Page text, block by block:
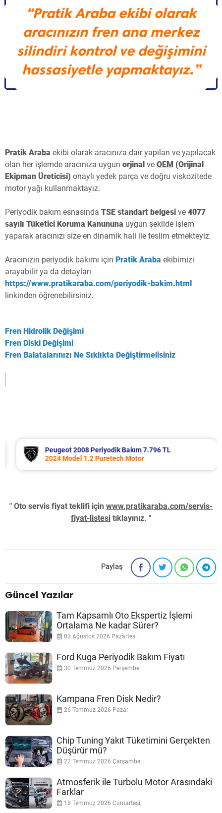
“Pratik Araba ekibi olarak
aracınızın fren ana merkez
silindiri kontrol ve değişimini
hassasiyetle yapmaktayız.”
Pratik Araba ekibi olarak aracınıza dair yapılan ve yapılacak
olan her işlemde aracınıza uygun orjinal ve OEM (Orijinal
Ekipman Üreticisi) onaylı yedek parça ve doğru viskozitede
motor yağı kullanmaktayız.
Periyodik bakım esnasında TSE standart belgesi ve 4077
sayılı Tüketici Koruma Kanununa uygun şekilde işlem
yaparak aracınızı size en dinamik hali ile teslim etmekteyiz.
Aracınızın periyodik bakımı için Pratik Araba ekibimizi
arayabilir ya da detayları
https://www.pratikaraba.com/periyodik-bakim.html
linkinden öğrenebilirsiniz.
Fren Hidrolik Değişimi
Fren Diski Değişimi
Fren Balatalarınızı Ne Sıklıkta Değiştirmelisiniz
Peugeot 2008 Periyodik Bakım 7.796 TL
2024 Model 1.2 Puretech Motor
" Oto servis fiyat teklifi için www.pratikaraba.com/servis-
fiyat-listesi tıklayınız. "
Paylaş
Güncel Yazılar
Tam Kapsamlı Oto Ekspertiz İşlemi
Ortalama Ne kadar Sürer?
03 Ağustos 2026 Pazartesi
Ford Kuga Periyodik Bakım Fiyatı
30 Temmuz 2026 Perşembe
Kampana Fren Disk Nedir?
26 Temmuz 2026 Pazar
Chip Tuning Yakıt Tüketimini Gerçekten
Düşürür mü?
22 Temmuz 2026 Çarşamba
Atmosferik ile Turbolu Motor Arasındaki
Farklar
18 Temmuz 2026 Cumartesi